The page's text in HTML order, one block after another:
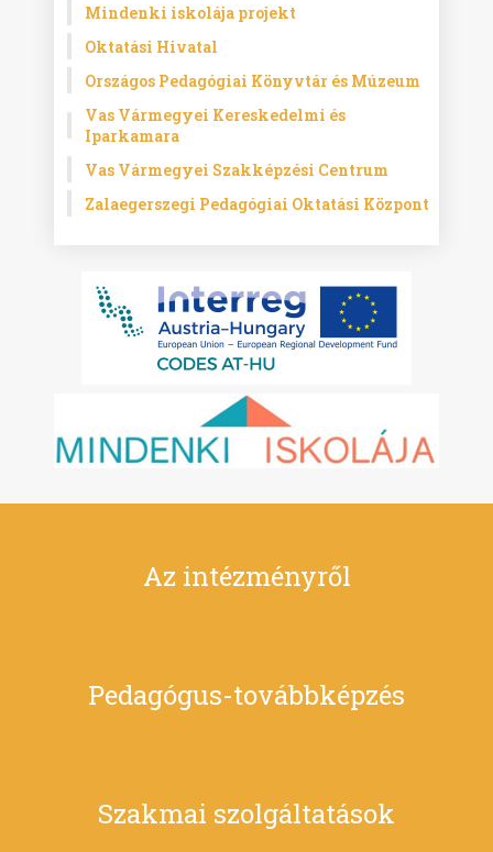
Mindenki iskolája projekt
Oktatási Hivatal
Országos Pedagógiai Könyvtár és Múzeum
Vas Vármegyei Kereskedelmi és
Iparkamara
Vas Vármegyei Szakképzési Centrum
Zalaegerszegi Pedagógiai Oktatási Központ
Az intézményről
Pedagógus-továbbképzés
Szakmai szolgáltatások